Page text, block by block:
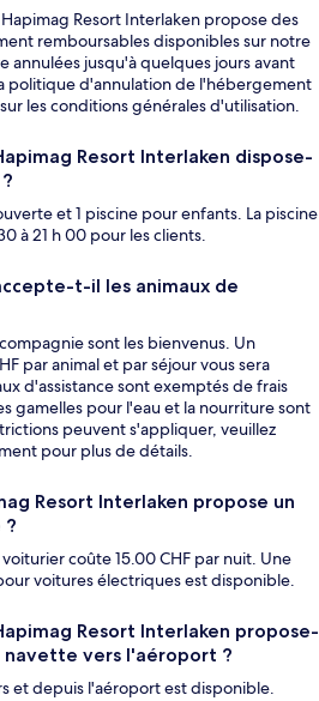
Resort Interlaken propose des
remboursables disponibles sur notre
annulées jusqu'à quelques jours avant
politique d'annulation de l'hébergement
les conditions générales d'utilisation.
Resort Interlaken dispose-
et 1 piscine pour enfants. La piscine
à 21 h 00 pour les clients.
t-il les animaux de
sont les bienvenus. Un
par animal et par séjour vous sera
d'assistance sont exemptés de frais
gamelles pour l'eau et la nourriture sont
peuvent s'appliquer, veuillez
pour plus de détails.
Resort Interlaken propose un
?
coûte 15.00 CHF par nuit. Une
voitures électriques est disponible.
Resort Interlaken propose-
navette vers l'aéroport ?
et depuis l'aéroport est disponible.